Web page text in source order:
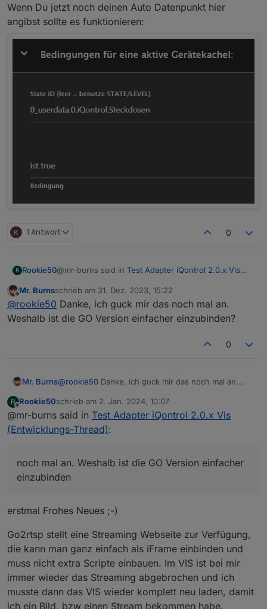
Wenn Du jetzt noch deinen Auto Datenpunkt hier
angibst sollte es funktionieren:
1 Antwort 0
R Rookie50@mr-burns said in Test Adapter iQontrol 2.0.x Vis
ras sind von Unifi und laufen über Protect
im VIS und iQontrol zu aufwendig und instabil. Mit
Verbindungenzeiten hat:https://community.home-
useless/558764
Offline
Mr. Burnsschrieb am 31. Dez. 2023, 15:22
zuletzt editiert von
@rookie50 Danke, ich guck mir das noch mal an.
Weshalb ist die GO Version einfacher einzubinden?
0
Mr. Burns@rookie50 Danke, ich guck mir das noch mal an.
R
Offline
Rookie50schrieb am 2. Jan. 2024, 10:07
zuletzt editiert von
@mr-burns said in Test Adapter iQontrol 2.0.x Vis
(Entwicklungs-Thread):
noch mal an. Weshalb ist die GO Version einfacher
einzubinden
erstmal Frohes Neues ;-)
Go2rtsp stellt eine Streaming Webseite zur Verfügung,
die kann man ganz einfach als iFrame einbinden und
muss nicht extra Scripte einbauen. Im VIS ist bei mir
immer wieder das Streaming abgebrochen und ich
musste dann das VIS wieder komplett neu laden, damit
ich ein Bild, bzw einen Stream bekommen habe.